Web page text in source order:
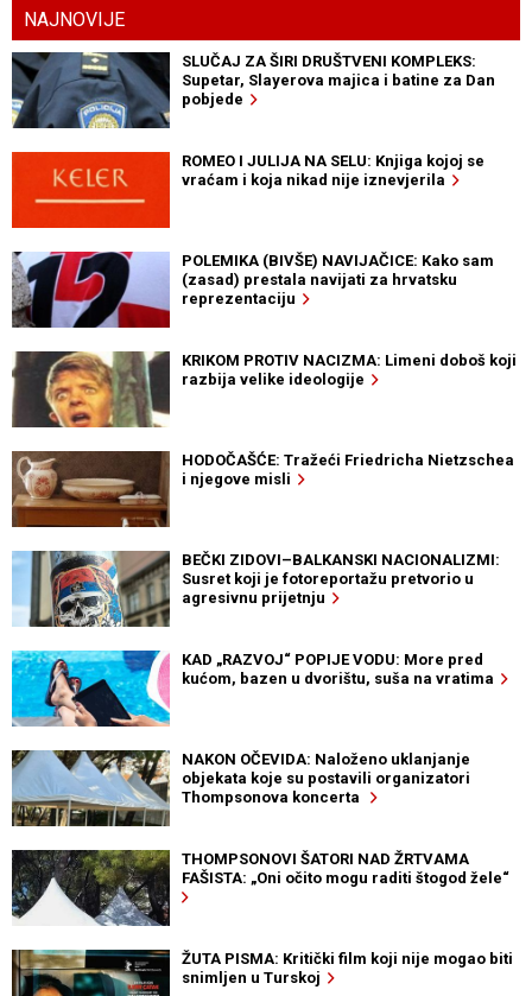
NAJNOVIJE
SLUČAJ ZA ŠIRI DRUŠTVENI KOMPLEKS:
Supetar, Slayerova majica i batine za Dan
pobjede
ROMEO I JULIJA NA SELU: Knjiga kojoj se
vraćam i koja nikad nije iznevjerila
POLEMIKA (BIVŠE) NAVIJAČICE: Kako sam
(zasad) prestala navijati za hrvatsku
reprezentaciju
KRIKOM PROTIV NACIZMA: Limeni doboš koji
razbija velike ideologije
HODOČAŠĆE: Tražeći Friedricha Nietzschea
i njegove misli
BEČKI ZIDOVI–BALKANSKI NACIONALIZMI:
Susret koji je fotoreportažu pretvorio u
agresivnu prijetnju
KAD „RAZVOJ“ POPIJE VODU: More pred
kućom, bazen u dvorištu, suša na vratima
NAKON OČEVIDA: Naloženo uklanjanje
objekata koje su postavili organizatori
Thompsonova koncerta
THOMPSONOVI ŠATORI NAD ŽRTVAMA
FAŠISTA: „Oni očito mogu raditi štogod žele“
ŽUTA PISMA: Kritički film koji nije mogao biti
snimljen u Turskoj